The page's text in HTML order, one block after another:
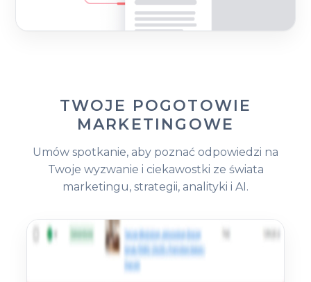
TWOJE POGOTOWIE
MARKETINGOWE
Umów spotkanie, aby poznać odpowiedzi na
Twoje wyzwanie i ciekawostki ze świata
marketingu, strategii, analityki i AI.